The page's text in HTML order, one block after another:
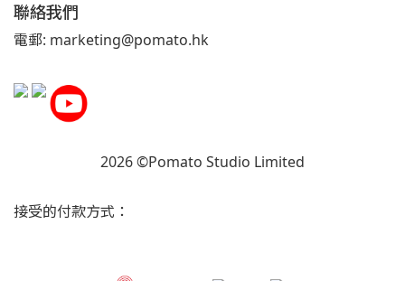
聯絡我們
電郵: marketing@pomato.hk
2026 ©Pomato Studio Limited
接受的付款方式：